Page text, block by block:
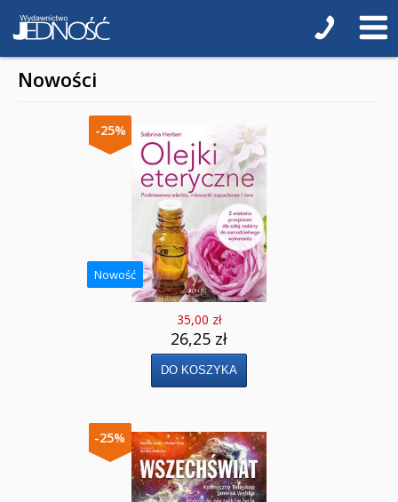
Baśnie, bajki
Cecylka Knedelek
Dyplomy dla dzieci
Encyklopedie, leksykony
Edukacja przyrodnicza - Życie bez granic
Kreatywne zabawy
Książki religijne dla dzieci
Pomoce dydaktyczne
Nowości
-25%
Nowość
35,00 zł
26,25 zł
-25%